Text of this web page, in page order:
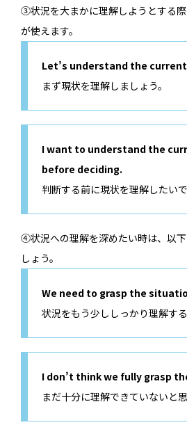
③状況を大まかに理解しようとする
が使えます。
Let’s understand the
まず現状を理解しましょう。
I want to understand the
before deciding.
判断する前に現状を理解したいで
④状況への理解を深めたい時は、以
しょう。
We need to grasp the
状況をもう少ししっかり理解す
I don’t think we fully grasp
まだ十分に理解できていないと思